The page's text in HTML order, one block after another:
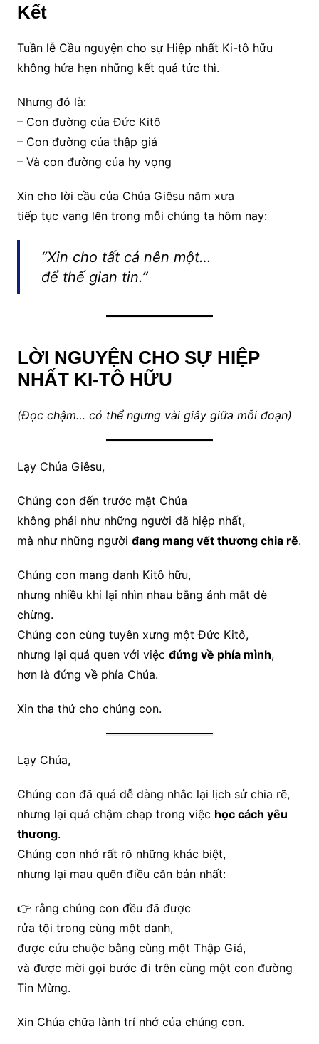
Kết
Tuần lễ Cầu nguyện cho sự Hiệp nhất Ki-tô hữu
không hứa hẹn những kết quả tức thì.
Nhưng đó là:
– Con đường của Đức Kitô
– Con đường của thập giá
– Và con đường của hy vọng
Xin cho lời cầu của Chúa Giêsu năm xưa
tiếp tục vang lên trong mỗi chúng ta hôm nay:
“Xin cho tất cả nên một…
để thế gian tin.”
LỜI NGUYỆN CHO SỰ HIỆP
NHẤT KI-TÔ HỮU
(Đọc chậm… có thể ngưng vài giây giữa mỗi đoạn)
Lạy Chúa Giêsu,
Chúng con đến trước mặt Chúa
không phải như những người đã hiệp nhất,
mà như những người đang mang vết thương chia rẽ.
Chúng con mang danh Kitô hữu,
nhưng nhiều khi lại nhìn nhau bằng ánh mắt dè
chừng.
Chúng con cùng tuyên xưng một Đức Kitô,
nhưng lại quá quen với việc đứng về phía mình,
hơn là đứng về phía Chúa.
Xin tha thứ cho chúng con.
Lạy Chúa,
Chúng con đã quá dễ dàng nhắc lại lịch sử chia rẽ,
nhưng lại quá chậm chạp trong việc học cách yêu
thương.
Chúng con nhớ rất rõ những khác biệt,
nhưng lại mau quên điều căn bản nhất:
👉 rằng chúng con đều đã được
rửa tội trong cùng một danh,
được cứu chuộc bằng cùng một Thập Giá,
và được mời gọi bước đi trên cùng một con đường
Tin Mừng.
Xin Chúa chữa lành trí nhớ của chúng con.